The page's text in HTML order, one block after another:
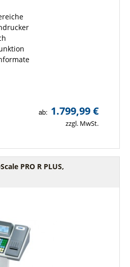
ab: 1.799,99 €
zzgl. MwSt.
PRO R PLUS,